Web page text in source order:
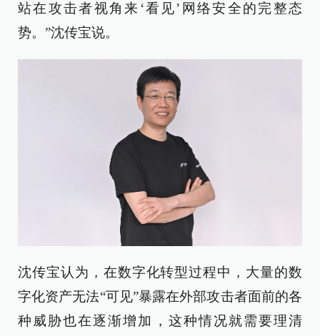
站在攻击者视角来‘看见’网络安全的完整态
势。”沈传宝说。
沈传宝认为，在数字化转型过程中，大量的数
字化资产无法“可见”暴露在外部攻击者面前的各
种威胁也在逐渐增加，这种情况就需要理清